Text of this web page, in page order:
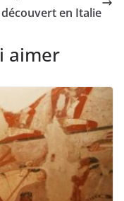
découvert en Italie
aimer